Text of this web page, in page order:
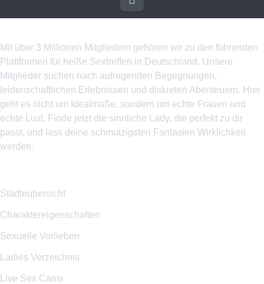
Mit über 3 Millionen Mitgliedern gehören wir zu den führenden
Plattformen für heiße Sextreffen in Deutschland. Unsere
Mitglieder suchen nach aufregenden Begegnungen,
leidenschaftlichen Erlebnissen und diskreten Abenteuern. Hier
geht es nicht um Idealmaße, sondern um echte Frauen und
echte Lust. Finde jetzt die sinnliche Lady, die perfekt zu dir
passt, und lass deine schmutzigsten Fantasien Wirklichkeit
werden.
Städteübersicht
Charaktereigenschaften
Sexuelle Vorlieben
Ladies Verzeichnis
Live Sex Cams